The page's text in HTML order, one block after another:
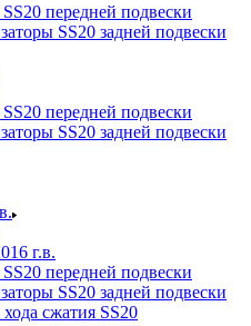
передней подвески
SS20 задней подвески
передней подвески
SS20 задней подвески
г.в.
передней подвески
SS20 задней подвески
сжатия SS20